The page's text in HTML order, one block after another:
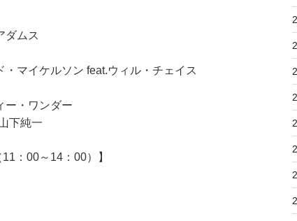
ムス
マイケルソン feat.ウィル・チェイス
・ワンダー
下純一
：00～14：00）】